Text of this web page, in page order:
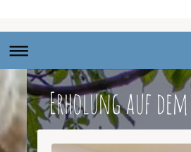
Erholung auf